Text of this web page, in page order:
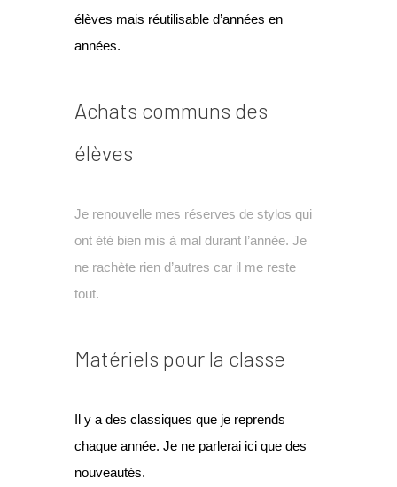
élèves mais réutilisable d’années en
années.
Achats communs des
élèves
Je renouvelle mes réserves de stylos qui
ont été bien mis à mal durant l’année. Je
ne rachète rien d’autres car il me reste
tout.
Matériels pour la classe
Il y a des classiques que je reprends
chaque année. Je ne parlerai ici que des
nouveautés.